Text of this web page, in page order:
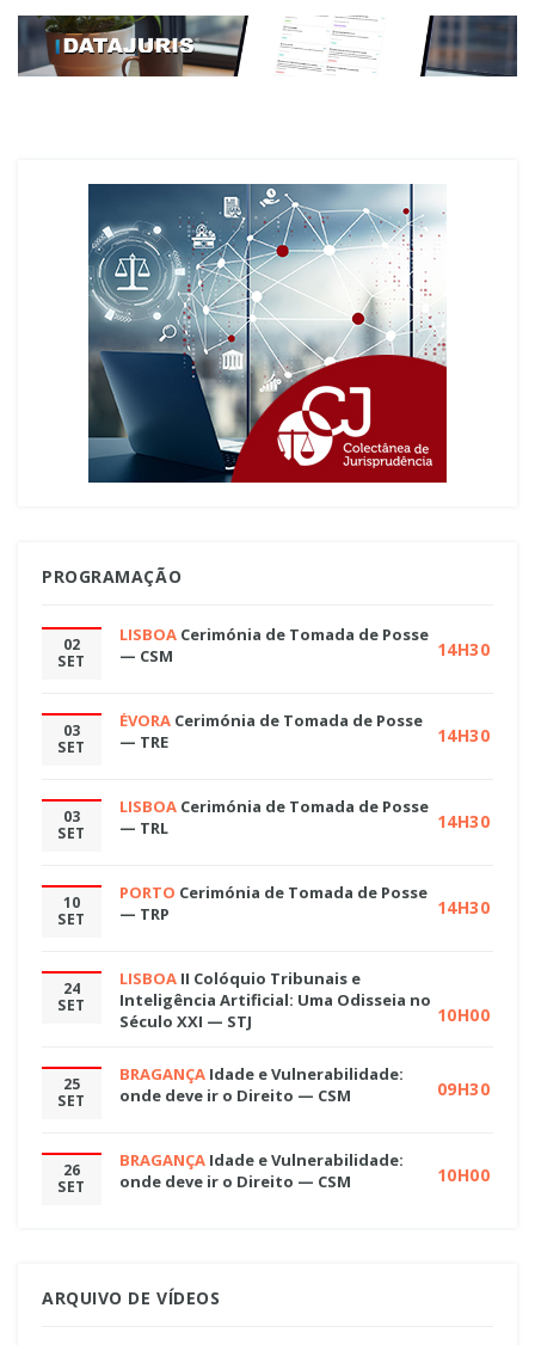
PROGRAMAÇÃO
02
SET
LISBOA Cerimónia de Tomada de Posse
— CSM
14H30
03
SET
ÉVORA Cerimónia de Tomada de Posse
— TRE
14H30
03
SET
LISBOA Cerimónia de Tomada de Posse
— TRL
14H30
10
SET
PORTO Cerimónia de Tomada de Posse
— TRP
14H30
24
SET
LISBOA II Colóquio Tribunais e
Inteligência Artificial: Uma Odisseia no
Século XXI — STJ
10H00
25
SET
BRAGANÇA Idade e Vulnerabilidade:
onde deve ir o Direito — CSM
09H30
26
SET
BRAGANÇA Idade e Vulnerabilidade:
onde deve ir o Direito — CSM
10H00
ARQUIVO DE VÍDEOS